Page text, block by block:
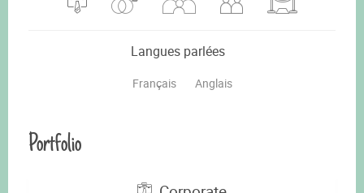
Langues parlées
Français Anglais
Portfolio